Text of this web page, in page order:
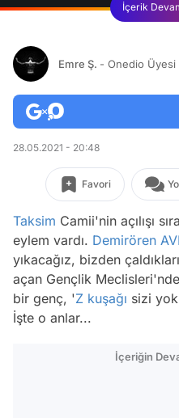
İçerik
Emre Ş. - Onedio Üyesi
28.05.2021 - 20:48
Favori
Taksim Camii'nin açılışı
eylem vardı. Demirören
yıkacağız, bizden
açan Gençlik
bir genç, 'Z kuşağı sizi
İşte o anlar...
İçeriğin